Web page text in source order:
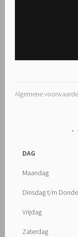
Algemene
DAG
Maandag
Dinsdag t/m
Vrijdag
Zaterdag